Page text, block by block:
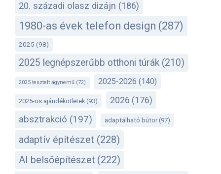
20. századi olasz dizájn (186)
1980-as évek telefon design (287)
2025 (98)
2025 legnépszerűbb otthoni túrák (210)
2025 tesztelt ágynemű (72) 2025-2026 (140)
2025-ös ajándékötletek (93) 2026 (176)
absztrakció (197) adaptálható bútor(97)
adaptív építészet (228)
AI belsőépítészet (222)